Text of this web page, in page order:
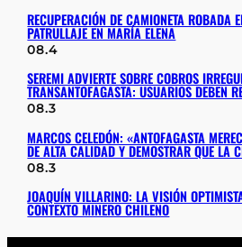
RECUPERACIÓN DE CAMIONETA ROBADA
PATRULLAJE EN MARÍA ELENA
08.4
SEREMI ADVIERTE SOBRE COBROS
TRANSANTOFAGASTA: USUARIOS DEBEN
08.3
MARCOS CELEDÓN: «ANTOFAGASTA
DE ALTA CALIDAD Y DEMOSTRAR QUE LA
08.3
JOAQUÍN VILLARINO: LA VISIÓN
CONTEXTO MINERO CHILENO